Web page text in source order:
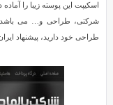
اسکیپت این پوسته زیبا را
شرکتی، طراحی و… می
طراحی خود دارید، پیشنهاد